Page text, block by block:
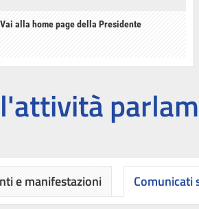
Vai alla home page della Presidente
e manifestazioni Comunicati